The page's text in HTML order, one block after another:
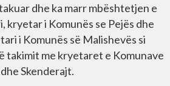
dhe ka marr mbështetjen e
kryetar i Komunës se Pejës dhe
i Komunës së Malishevës si
takimit me kryetaret e Komunave
Skenderajt.